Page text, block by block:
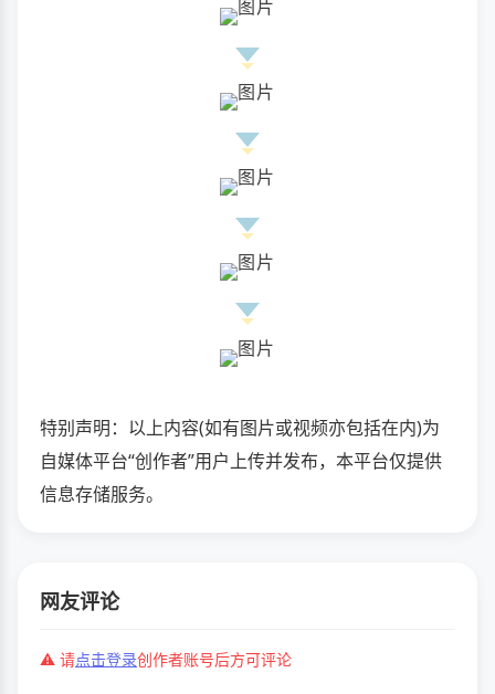
特别声明：以上内容(如有图片或视频亦包括在内)为
自媒体平台“创作者”用户上传并发布，本平台仅提供
信息存储服务。
网友评论
⚠️ 请点击登录创作者账号后方可评论